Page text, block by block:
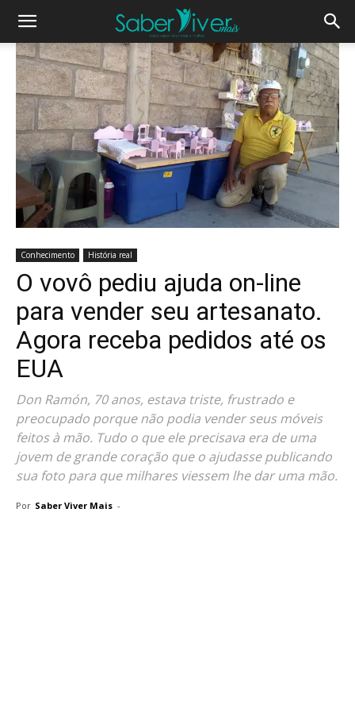
Conhecimento História real
O vovô pediu ajuda on-line
para vender seu artesanato.
Agora receba pedidos até os
EUA
Don Ramón, 70 anos, estava triste, frustrado e
preocupado porque não podia vender seus móveis
feitos à mão. Tudo o que ele precisava era de uma
jovem de grande coração que o ajudasse publicando
sua foto para que milhares viessem lhe dar uma mão.
Por Saber Viver Mais -